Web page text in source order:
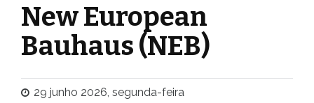
New European
Bauhaus (NEB)
29 junho 2026, segunda-feira